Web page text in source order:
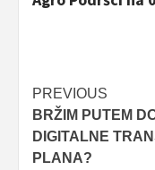
Post
PREVIOUS
BRŽIM PUTEM
DIGITALNE
PLANA?